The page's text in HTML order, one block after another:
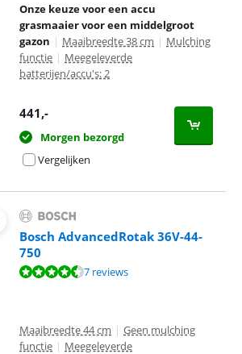
Onze keuze voor een accu
grasmaaier voor een middelgroot
gazon | Maaibreedte 38 cm | Mulching
functie | Meegeleverde
batterijen/accu's: 2
441,-
Morgen bezorgd
Vergelijken
Bosch AdvancedRotak 36V-44-
750
10, gebaseerd op 7 reviews.
7 reviews
Maaibreedte 44 cm | Geen mulching
functie | Meegeleverde